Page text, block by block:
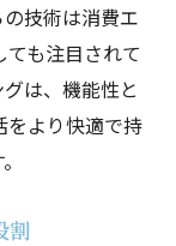
可能性
ティングの
の秘密
果
技術は消費エ
も注目されて
は、機能性と
をより快適で持
割